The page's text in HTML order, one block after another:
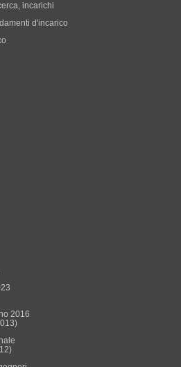
incarichi
d'incarico
2016